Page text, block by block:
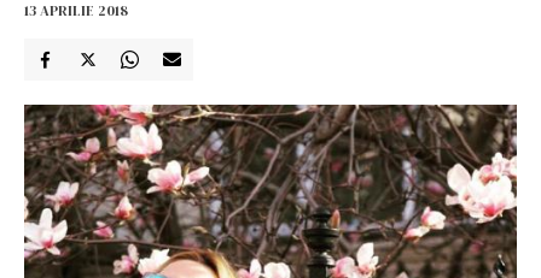
13 APRILIE 2018